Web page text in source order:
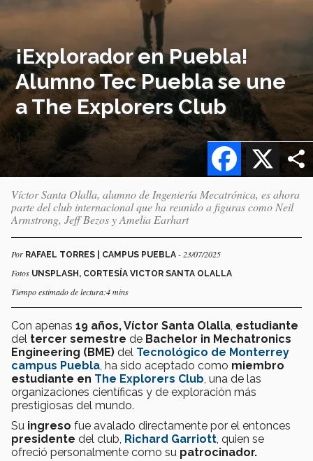
¡Explorador en Puebla!
Alumno Tec Puebla se une
a The Explorers Club
X
Facebook
Víctor Santa Olalla, alumno de Ingeniería Mecatrónica, es ahora
parte del club internacional que ha reunido a figuras como Neil
Armstrong, Jeff Bezos y Amelia Earhart
Por RAFAEL TORRES | CAMPUS PUEBLA - 23/07/2025
Fotos UNSPLASH, CORTESÍA VICTOR SANTA OLALLA
Tiempo estimado de lectura:4 mins
Con apenas 19 años, Víctor Santa Olalla estudiante
del tercer semestre de Bachelor in Mechatronics
Engineering (BME) del Tecnológico de Monterrey
campus Puebla , ha sido aceptado como miembro
estudiante en The Explorers Club , una de las
organizaciones científicas y de exploración más
prestigiosas del mundo.
Su ingreso fue avalado directamente por el entonces
presidente del club, Richard Garriott , quien se
ofreció personalmente como su patrocinador.